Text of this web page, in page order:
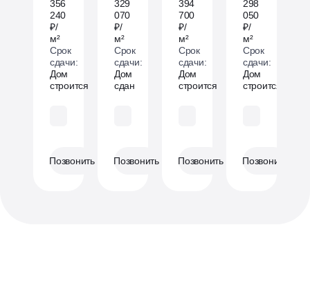
356
240
₽/
м²
Срок
сдачи:
Дом
строится
Позвонить
329
070
₽/
м²
Срок
сдачи:
Дом
сдан
Позвонить
394
700
₽/
м²
Срок
сдачи:
Дом
строится
Позвонить
298
050
₽/
м²
Срок
сдачи:
Дом
строится
Позвонить